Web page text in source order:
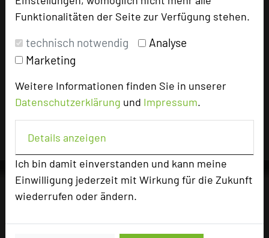
Funktionalitäten der Seite zur Verfügung stehen.
technisch notwendig
Analyse
Marketing
Weitere Informationen finden Sie in unserer
Datenschutzerklärung und Impressum.
Details anzeigen
Ich bin damit einverstanden und kann meine
Einwilligung jederzeit mit Wirkung für die Zukunft
wiederrufen oder ändern.
30 Tagen auf diesem Portal aufgerufen.
Impressum zum Hotel
Für die Verwendung der Bilder haben die jeweiligen Hotels die
verantwortlich.